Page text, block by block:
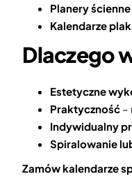
Planery ścienne
Kalendarze
Dlaczego
Estetyczne
Praktyczność –
Indywidualny
Spiralowanie
Zamów kalendarze